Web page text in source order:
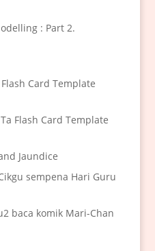
: Part 2.
Card Template
Flash Card Template
Jaundice
sempena Hari Guru
baca komik Mari-Chan